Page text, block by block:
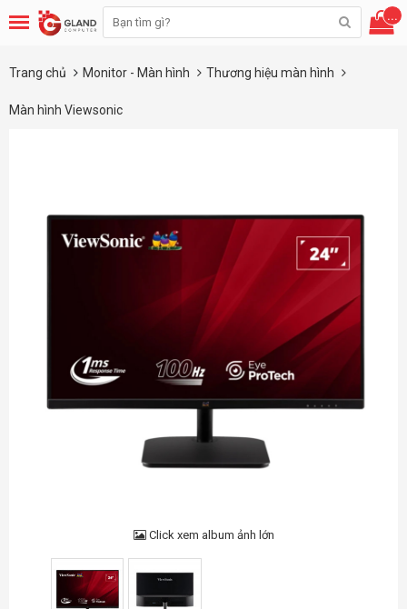
...
Trang chủ Monitor - Màn hình Thương hiệu màn hình
Màn hình Viewsonic
Click xem album ảnh lớn